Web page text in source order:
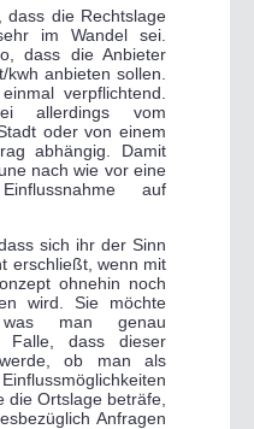
dass die Rechtslage
im Wandel sei.
dass die Anbieter
anbieten sollen.
verpflichtend.
allerdings vom
oder von einem
abhängig. Damit
nach wie vor eine
auf
sich ihr der Sinn
erschließt, wenn mit
ohnehin noch
wird. Sie möchte
man genau
Falle, dass dieser
ob man als
die Ortslage beträfe,
Anfragen